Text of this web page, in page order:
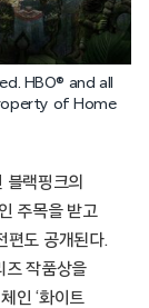
HBO® and all
of Home
랙핑크의
주목을 받고
편도 공개된다.
즈 작품상을
인 ‘화이트